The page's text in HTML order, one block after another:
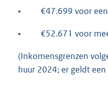
• €47.699 voor
• €52.671 voor
(Inkomensgrenzen
huur 2024; er geldt